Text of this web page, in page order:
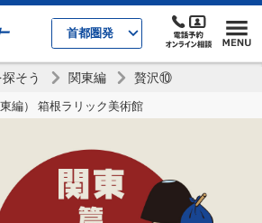
首都圏発
そう 関東編 贅沢⑩
編） 箱根ラリック美術館